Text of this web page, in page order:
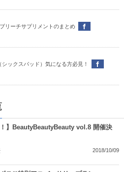
リーチサプリメントのまとめ
シックスパッド）気になる方必見！
！】BeautyBeautyBeauty vol.8 開催決
2018/10/09